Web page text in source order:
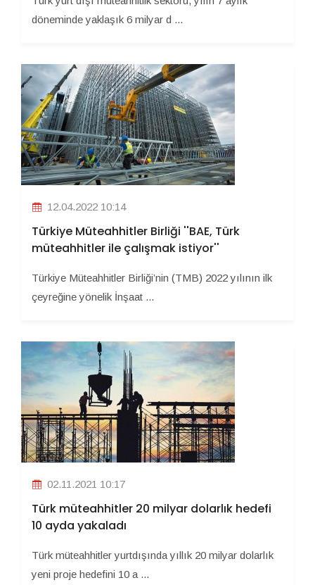
döneminde yaklaşık 6 milyar d ...
12.04.2022 10:14
Türkiye Müteahhitler Birliği ''BAE, Türk
müteahhitler ile çalışmak istiyor''
Türkiye Müteahhitler Birliği’nin (TMB) 2022 yılının ilk
çeyreğine yönelik İnşaat ...
02.11.2021 10:17
Türk müteahhitler 20 milyar dolarlık hedefi
10 ayda yakaladı
Türk müteahhitler yurtdışında yıllık 20 milyar dolarlık
yeni proje hedefini 10 a ...